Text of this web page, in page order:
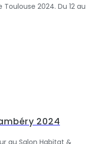
2024. Du 12 au
2024